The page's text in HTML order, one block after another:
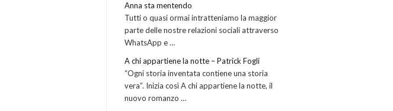
Anna sta mentendo
Tutti o quasi ormai intratteniamo la maggior
parte delle nostre relazioni sociali attraverso
WhatsApp e …
A chi appartiene la notte – Patrick Fogli
“Ogni storia inventata contiene una storia
vera”. Inizia così A chi appartiene la notte, il
nuovo romanzo …